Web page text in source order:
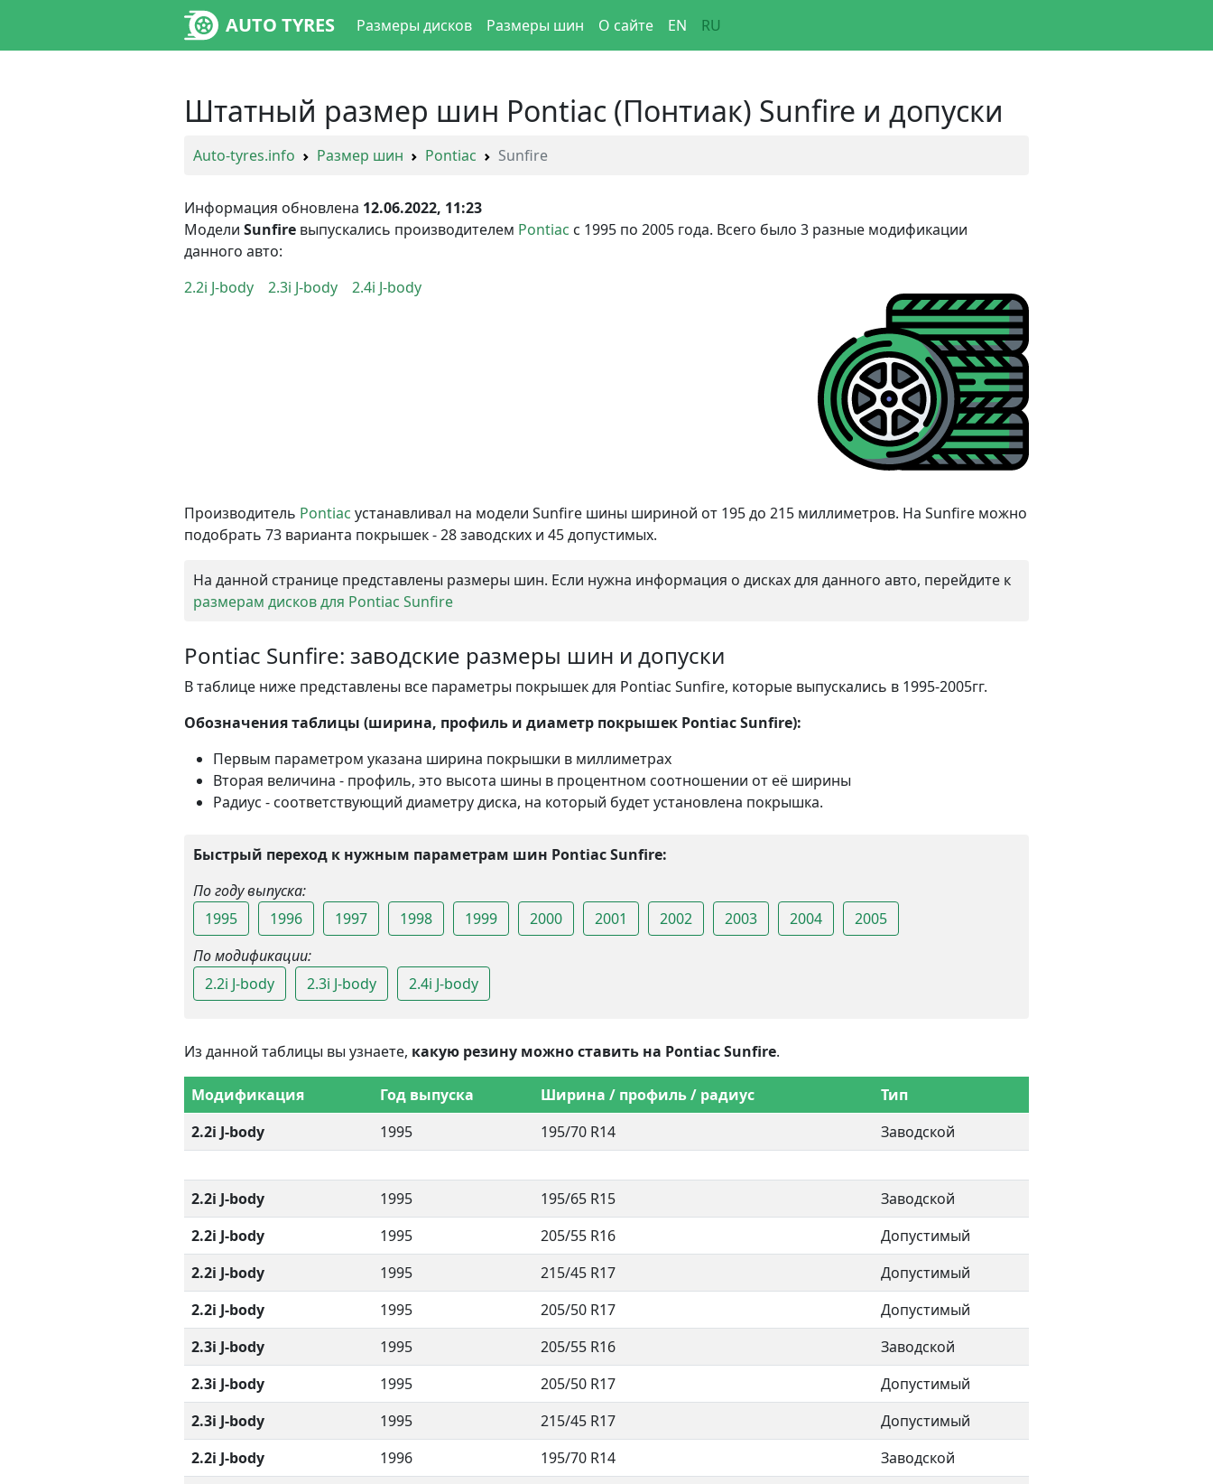
AUTO TYRES Размеры дисков Размеры шин О сайте EN RU
Штатный размер шин Pontiac (Понтиак) Sunfire и допуски
Auto-tyres.info Размер шин Pontiac Sunfire
Информация обновлена 12.06.2022, 11:23
Модели Sunfire выпускались производителем Pontiac с 1995 по 2005 года. Всего было 3 разные модификации
данного авто:
2.2i J-body
2.3i J-body 2.4i J-body
Производитель Pontiac устанавливал на модели Sunfire шины шириной от 195 до 215 миллиметров. На Sunfire можно
подобрать 73 варианта покрышек - 28 заводских и 45 допустимых.
На данной странице представлены размеры шин. Если нужна информация о дисках для данного авто, перейдите к
размерам дисков для Pontiac Sunfire
Pontiac Sunfire: заводские размеры шин и допуски
В таблице ниже представлены все параметры покрышек для Pontiac Sunfire, которые выпускались в 1995-2005гг.
Обозначения таблицы (ширина, профиль и диаметр покрышек Pontiac Sunfire):
Первым параметром указана ширина покрышки в миллиметрах
Вторая величина - профиль, это высота шины в процентном соотношении от её ширины
Радиус - соответствующий диаметру диска, на который будет установлена покрышка.
Быстрый переход к нужным параметрам шин Pontiac Sunfire:
По году выпуска:
1995
1996 1997 1998 1999 2000 2001 2002 2003 2004
2005
По модификации:
2.2i J-body
2.3i J-body 2.4i J-body
Из данной таблицы вы узнаете, какую резину можно ставить на Pontiac Sunfire.
Модификация Год выпуска Ширина / профиль / радиус
Тип
2.2i J-body
1995 195/70 R14 Заводской
2.2i J-body 1995 195/65 R15
Заводской
2.2i J-body
1995 205/55 R16
Допустимый
2.2i J-body
1995 215/45 R17
Допустимый
2.2i J-body
1995 205/50 R17
Допустимый
2.3i J-body
1995 205/55 R16
Заводской
2.3i J-body
1995 205/50 R17
Допустимый
2.3i J-body
1995 215/45 R17
Допустимый
2.2i J-body
1996 195/70 R14
Заводской